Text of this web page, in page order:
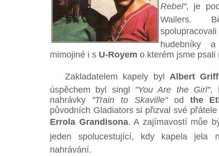
Rebel", je
Wailers.
hudebníky
mimojiné i s U-Royem o kterém jsme psali
Zakladatelem kapely byl Albert
úspěchem byl singl "You Are the Girl",
nahrávky "Train to Skaville"od the
původních Gladiators si přizval své
Errola Grandisona. A zajímavostí můe
jeden spolucestující, kdy kapela
nahrávání.